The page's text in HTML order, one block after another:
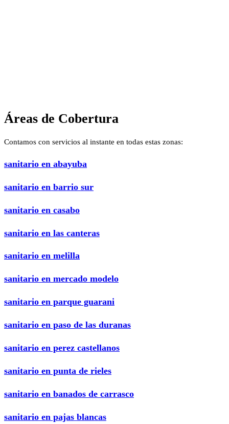
Áreas de Cobertura
Contamos con servicios al instante en todas estas zonas:
sanitario en abayuba
sanitario en barrio sur
sanitario en casabo
sanitario en las canteras
sanitario en melilla
sanitario en mercado modelo
sanitario en parque guarani
sanitario en paso de las duranas
sanitario en perez castellanos
sanitario en punta de rieles
sanitario en banados de carrasco
sanitario en pajas blancas